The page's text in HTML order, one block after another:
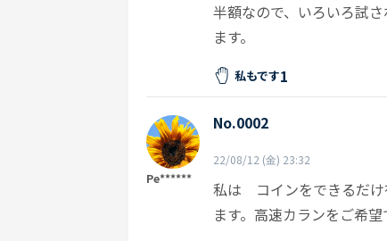
半額なので、いろいろ試
ます。
私もです1
Pe******
No.0002
22/08/12 (金) 23:32
私は コインをできるだ
ます。高速カランをご希